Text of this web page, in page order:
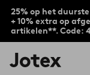
25% op het
+ 10% extra op
artikelen**. Code:
Jotex
logo